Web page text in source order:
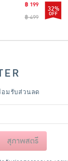
฿ 199
฿ 499
32%
มรับส่วนลด
สุภาพสตรี